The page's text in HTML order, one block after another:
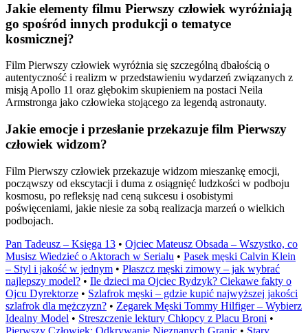
Jakie elementy filmu Pierwszy człowiek wyróżniają
go spośród innych produkcji o tematyce
kosmicznej?
Film Pierwszy człowiek wyróżnia się szczególną dbałością o
autentyczność i realizm w przedstawieniu wydarzeń związanych z
misją Apollo 11 oraz głębokim skupieniem na postaci Neila
Armstronga jako człowieka stojącego za legendą astronauty.
Jakie emocje i przesłanie przekazuje film Pierwszy
człowiek widzom?
Film Pierwszy człowiek przekazuje widzom mieszankę emocji,
począwszy od ekscytacji i duma z osiągnięć ludzkości w podboju
kosmosu, po refleksję nad ceną sukcesu i osobistymi
poświęceniami, jakie niesie za sobą realizacja marzeń o wielkich
podbojach.
Pan Tadeusz – Księga 13 • Ojciec Mateusz Obsada – Wszystko, co
Musisz Wiedzieć o Aktorach w Serialu • Pasek męski Calvin Klein
– Styl i jakość w jednym • Płaszcz męski zimowy – jak wybrać
najlepszy model? • Ile dzieci ma Ojciec Rydzyk? Ciekawe fakty o
Ojcu Dyrektorze • Szlafrok męski – gdzie kupić najwyższej jakości
szlafrok dla mężczyzn? • Zegarek Męski Tommy Hilfiger – Wybierz
Idealny Model • Streszczenie lektury Chłopcy z Placu Broni •
Pierwszy Człowiek: Odkrywanie Nieznanych Granic • Stary